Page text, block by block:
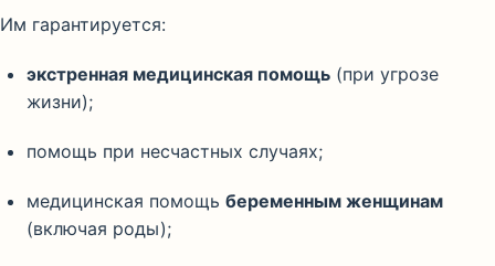
Им гарантируется:
экстренная медицинская помощь (при угрозе
жизни);
помощь при несчастных случаях;
медицинская помощь беременным женщинам
(включая роды);